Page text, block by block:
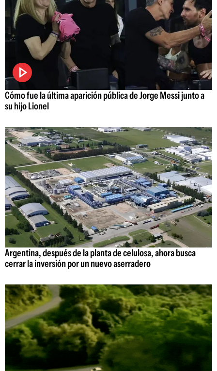
Cómo fue la última aparición pública de Jorge Messi junto a
su hijo Lionel
Argentina, después de la planta de celulosa, ahora busca
cerrar la inversión por un nuevo aserradero